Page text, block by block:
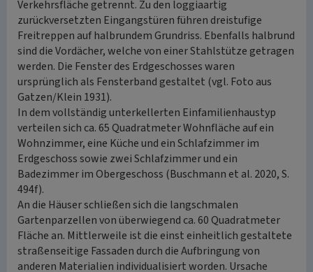
Verkehrsfläche getrennt. Zu den loggiaartig
zurückversetzten Eingangstüren führen dreistufige
Freitreppen auf halbrundem Grundriss. Ebenfalls halbrund
sind die Vordächer, welche von einer Stahlstütze getragen
werden. Die Fenster des Erdgeschosses waren
ursprünglich als Fensterband gestaltet (vgl. Foto aus
Gatzen/Klein 1931).
In dem vollständig unterkellerten Einfamilienhaustyp
verteilen sich ca. 65 Quadratmeter Wohnfläche auf ein
Wohnzimmer, eine Küche und ein Schlafzimmer im
Erdgeschoss sowie zwei Schlafzimmer und ein
Badezimmer im Obergeschoss (Buschmann et al. 2020, S.
494f).
An die Häuser schließen sich die langschmalen
Gartenparzellen von überwiegend ca. 60 Quadratmeter
Fläche an. Mittlerweile ist die einst einheitlich gestaltete
straßenseitige Fassaden durch die Aufbringung von
anderen Materialien individualisiert worden. Ursache